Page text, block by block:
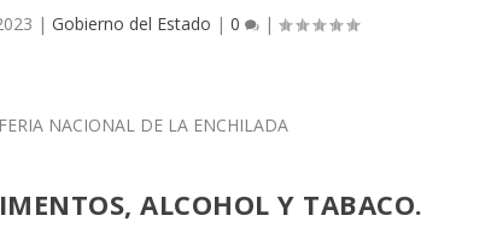
| Gobierno del Estado | 0 |
ALCOHOL Y TABACO.